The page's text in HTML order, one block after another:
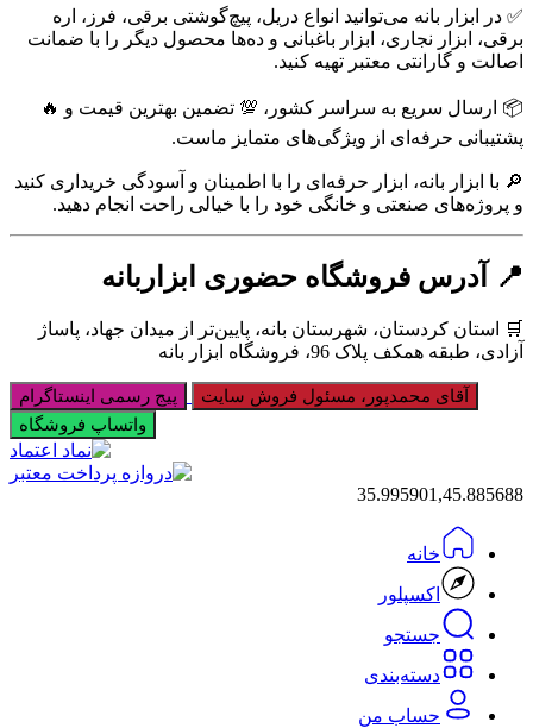
✅ در ابزار بانه می‌توانید انواع دریل، پیچ‌گوشتی برقی، فرز، اره
برقی، ابزار نجاری، ابزار باغبانی و ده‌ها محصول دیگر را با ضمانت
اصالت و گارانتی معتبر تهیه کنید.
📦 ارسال سریع به سراسر کشور، 💯 تضمین بهترین قیمت و 🔥
پشتیبانی حرفه‌ای از ویژگی‌های متمایز ماست.
🔎 با ابزار بانه، ابزار حرفه‌ای را با اطمینان و آسودگی خریداری کنید
و پروژه‌های صنعتی و خانگی خود را با خیالی راحت انجام دهید.
📍 آدرس فروشگاه حضوری ابزاربانه
🛒 استان کردستان، شهرستان بانه، پایین‌تر از میدان جهاد، پاساژ
آزادی، طبقه همکف پلاک 96، فروشگاه ابزار بانه
آقای محمدپور، مسئول فروش سایت
پیج رسمی اینستاگرام
واتساپ فروشگاه
35.995901,45.885688
خانه
اکسپلور
جستجو
دسته‌بندی‌
حساب من